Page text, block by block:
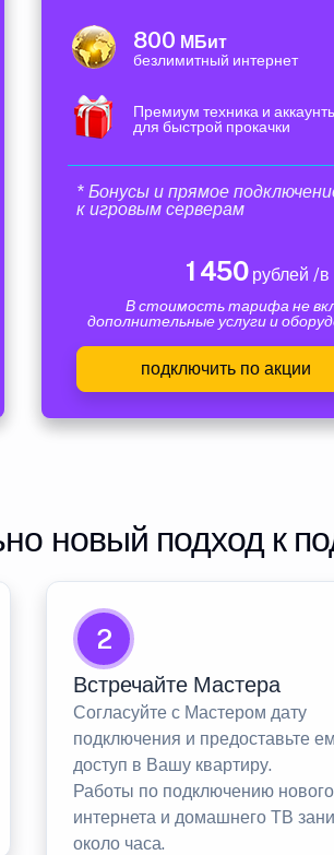
800 МБит
безлимитный интернет
Премиум техника и
для быстрой прокачки
* Бонусы и прямое
к игровым серверам
1 450рублей /в
В стоимость тарифа не
дополнительные услуги и
подключить по акции
новый подход к
2
Встречайте Мастера
Согласуйте с Мастером дату
подключения и предоставьте
доступ в Вашу квартиру.
Работы по подключению нового
интернета и домашнего ТВ
около часа.